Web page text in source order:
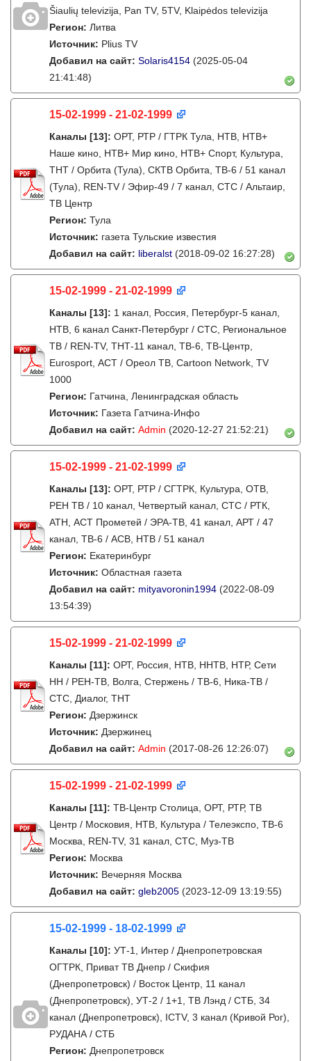
Šiaulių televizija, Pan TV, 5TV, Klaipėdos televizija
Регион: Литва
Источник: Plius TV
Добавил на сайт: Solaris4154 (2025-05-04
21:41:48)
15-02-1999 - 21-02-1999
Каналы [13]: ОРТ, РТР / ГТРК Тула, НТВ, НТВ+
Наше кино, НТВ+ Мир кино, НТВ+ Спорт, Культура,
ТНТ / Орбита (Тула), СКТВ Орбита, ТВ-6 / 51 канал
(Тула), REN-TV / Эфир-49 / 7 канал, СТС / Альтаир,
ТВ Центр
Регион: Тула
Источник: газета Тульские известия
Добавил на сайт: liberalst (2018-09-02 16:27:28)
15-02-1999 - 21-02-1999
Каналы [13]: 1 канал, Россия, Петербург-5 канал,
НТВ, 6 канал Санкт-Петербург / СТС, Региональное
ТВ / REN-TV, ТНТ-11 канал, ТВ-6, ТВ-Центр,
Eurosport, АСТ / Ореол ТВ, Cartoon Network, TV
1000
Регион: Гатчина, Ленинградская область
Источник: Газета Гатчина-Инфо
Добавил на сайт: Admin (2020-12-27 21:52:21)
15-02-1999 - 21-02-1999
Каналы [13]: ОРТ, РТР / СГТРК, Культура, ОТВ,
РЕН ТВ / 10 канал, Четвертый канал, СТС / РТК,
АТН, АСТ Прометей / ЭРА-ТВ, 41 канал, АРТ / 47
канал, ТВ-6 / АСВ, НТВ / 51 канал
Регион: Екатеринбург
Источник: Областная газета
Добавил на сайт: mityavoronin1994 (2022-08-09
13:54:39)
15-02-1999 - 21-02-1999
Каналы [11]: ОРТ, Россия, НТВ, ННТВ, НТР, Сети
НН / РЕН-ТВ, Волга, Стержень / ТВ-6, Ника-ТВ /
СТС, Диалог, ТНТ
Регион: Дзержинск
Источник: Дзержинец
Добавил на сайт: Admin (2017-08-26 12:26:07)
15-02-1999 - 21-02-1999
Каналы [11]: ТВ-Центр Столица, ОРТ, РТР, ТВ
Центр / Московия, НТВ, Культура / Телеэкспо, ТВ-6
Москва, REN-TV, 31 канал, СТС, Муз-ТВ
Регион: Москва
Источник: Вечерняя Москва
Добавил на сайт: gleb2005 (2023-12-09 13:19:55)
15-02-1999 - 18-02-1999
Каналы [10]: УТ-1, Интер / Днепропетровская
ОГТРК, Приват ТВ Днепр / Скифия
(Днепропетровск) / Восток Центр, 11 канал
(Днепропетровск), УТ-2 / 1+1, ТВ Лэнд / СТБ, 34
канал (Днепропетровск), ICTV, 3 канал (Кривой Рог),
РУДАНА / СТБ
Регион: Днепропетровск